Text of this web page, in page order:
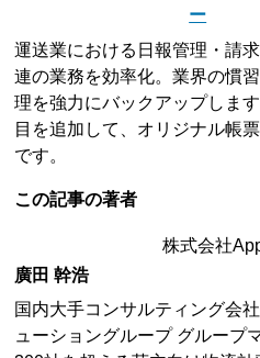
ー
運送業における日報管理・請
連の業務を効率化。業界の慣
理を強力にバックアップしま
目を追加して、オリジナル帳
です。
この記事の著者
株式会社
廣田 幹浩
国内大手コンサルティング会
ューショングループ グループ